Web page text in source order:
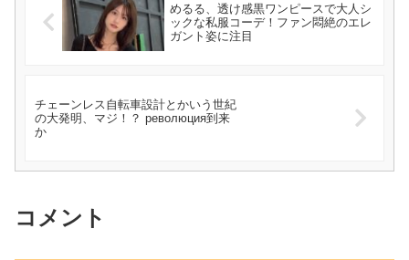
めるる、透け感黒ワンピースで大人シ
ックな私服コーデ！ファン悶絶のエレ
ガント姿に注目
チェーンレス自転車設計とかいう世紀
の大発明、マジ！？ революция到来
か
コメント